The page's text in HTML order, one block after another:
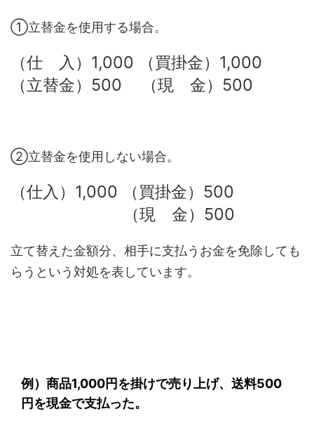
①立替金を使用する場合。
（仕 入）1,000 （買掛金）1,000
（立替金）500 （現 金）500
②立替金を使用しない場合。
（仕入）1,000 （買掛金）500
（現 金）500
立て替えた金額分、相手に支払うお金を免除しても
らうという対処を表しています。
例）商品1,000円を掛けで売り上げ、送料500
円を現金で支払った。